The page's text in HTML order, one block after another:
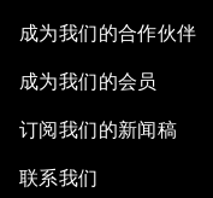
成为我们的合作伙伴
成为我们的会员
订阅我们的新闻稿
联系我们